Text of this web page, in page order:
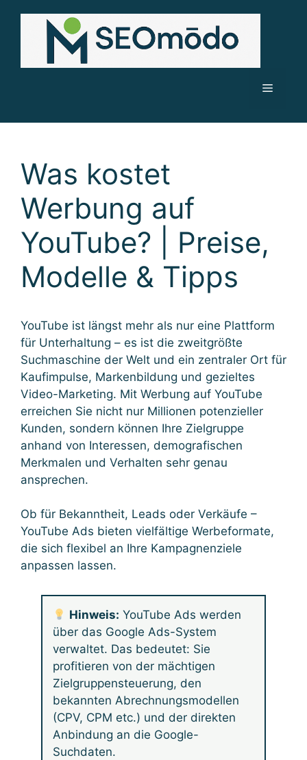
Menü
Was kostet
Werbung auf
YouTube? | Preise,
Modelle & Tipps
YouTube ist längst mehr als nur eine Plattform
für Unterhaltung – es ist die zweitgrößte
Suchmaschine der Welt und ein zentraler Ort für
Kaufimpulse, Markenbildung und gezieltes
Video-Marketing. Mit Werbung auf YouTube
erreichen Sie nicht nur Millionen potenzieller
Kunden, sondern können Ihre Zielgruppe
anhand von Interessen, demografischen
Merkmalen und Verhalten sehr genau
ansprechen.
Ob für Bekanntheit, Leads oder Verkäufe –
YouTube Ads bieten vielfältige Werbeformate,
die sich flexibel an Ihre Kampagnenziele
anpassen lassen.
Hinweis: YouTube Ads werden
über das Google Ads-System
verwaltet. Das bedeutet: Sie
profitieren von der mächtigen
Zielgruppensteuerung, den
bekannten Abrechnungsmodellen
(CPV, CPM etc.) und der direkten
Anbindung an die Google-
Suchdaten.